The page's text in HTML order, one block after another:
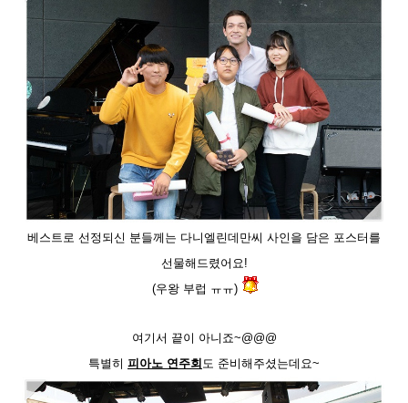
베스트로 선정되신 분들께는 다니엘린데만씨 사인을 담은 포스터를
선물해드렸어요 !
(우왕 부럽 ㅠㅠ)
여기서 끝이 아니죠~@@@
특별히 피아노 연주회 도 준비해주셨는데요~